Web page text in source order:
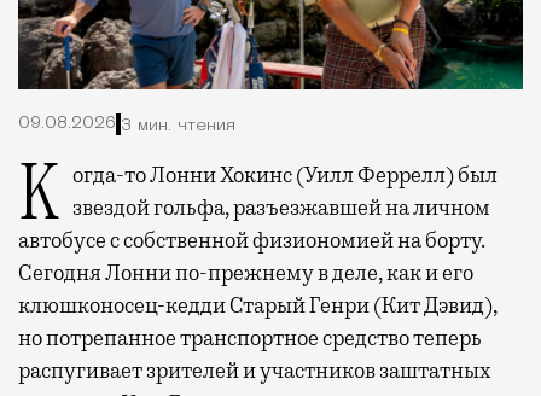
09.08.2026 3 мин. чтения
Когда-то Лонни Хокинс (Уилл Феррелл) был звездой гольфа, разъезжавшей на личном
автобусе с собственной физиономией на борту.
Сегодня Лонни по-прежнему в деле, как и его
клюшконосец-кедди Старый Генри (Кит Дэвид),
но потрепанное транспортное средство теперь
распугивает зрителей и участников заштатных